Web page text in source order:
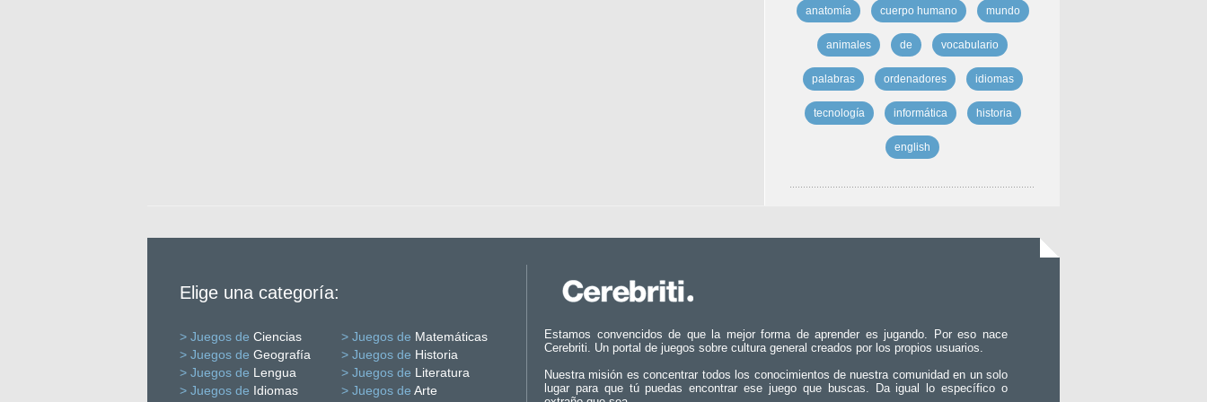
anatomía cuerpo humano mundo
animales de vocabulario
palabras ordenadores idiomas
tecnología informática historia
english
Elige una categoría:
> Juegos de Ciencias > Juegos de Matemáticas
> Juegos de Geografía > Juegos de Historia
> Juegos de Lengua > Juegos de Literatura
> Juegos de Idiomas > Juegos de Arte
Estamos convencidos de que la mejor forma de aprender es jugando. Por eso nace
Cerebriti. Un portal de juegos sobre cultura general creados por los propios usuarios.
Nuestra misión es concentrar todos los conocimientos de nuestra comunidad en un solo
lugar para que tú puedas encontrar ese juego que buscas. Da igual lo específico o